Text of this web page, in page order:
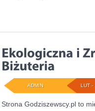
LUT -
ADMIN
Strona Godziszewscy.pl to